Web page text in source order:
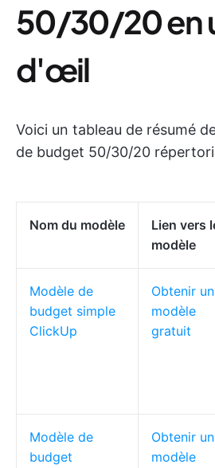
50/30/20en
d'œil
Voici un tableau de résumé
de budget 50/30/20
Nom du modèle
Lien vers
modèle
Modèle de
budget simple
ClickUp
Obtenir un
modèle
gratuit
Modèle de
budget
Obtenir un
modèle